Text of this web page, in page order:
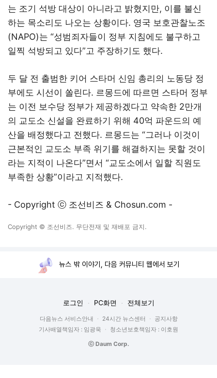
는 조기 석방 대상이 아니라고 밝혔지만, 이를 불신
하는 목소리도 나오는 상황이다. 영국 보호관찰노조
(NAPO)는 “성범죄자들이 정부 지침에도 불구하고
일찍 석방되고 있다”고 주장하기도 했다.
두 달 전 출범한 키어 스타머 신임 총리의 노동당 정
부에도 시선이 쏠린다. 르몽드에 따르면 스타머 정부
는 이전 보수당 정부가 제공하겠다고 약속한 2만개
의 교도소 신설을 완료하기 위해 40억 파운드의 예
산을 배정했다고 전했다. 르몽드는 “그러나 이것이
근본적인 교도소 부족 위기를 해결하지는 못할 것이
라는 지적이 나온다”면서 “교도소에서 일할 직원도
부족한 상황”이라고 지적했다.
- Copyright ⓒ 조선비즈 & Chosun.com -
Copyright © 조선비즈. 무단전재 및 재배포 금지.
뉴스 밖 이야기, 다음 커뮤니티 웹에서 보기
로그인 PC화면 전체보기
다음뉴스 서비스안내 24시간 뉴스센터
공지사항
기사배열책임자 : 임광욱
청소년보호책임자 : 이호원
ⓒ Daum Corp.